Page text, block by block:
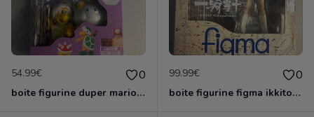
54.99€ 0
boite figurine duper mario shfiguarts neuve scelle
99.99€ 0
boite figurine figma ikkitousen neuve scelle